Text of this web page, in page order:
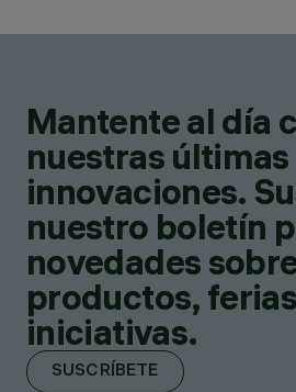
Mantente al día
nuestras últimas
innovaciones.
nuestro boletín
novedades
productos,
iniciativas.
SUSCRÍBETE